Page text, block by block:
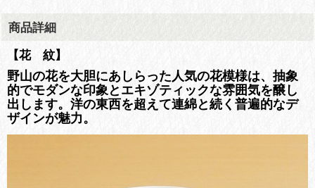
商品詳細
【花 紋】
野山の花を大胆にあしらった人気の花模様は、抽象
的でモダンな印象とエキゾティックな雰囲気を醸し
出します。洋の東西を超えて連綿と続く普遍的なデ
ザインが魅力。